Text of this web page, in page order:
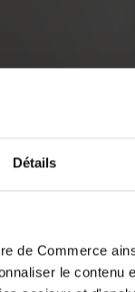
Détails
de Commerce
le contenu